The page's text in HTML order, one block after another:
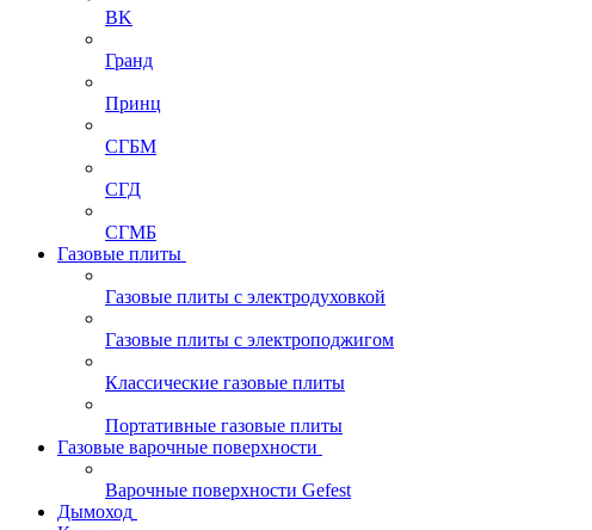
BK
Гранд
Принц
СГБМ
СГД
СГМБ
Газовые плиты
Газовые плиты с электродуховкой
Газовые плиты с электроподжигом
Классические газовые плиты
Портативные газовые плиты
Газовые варочные поверхности
Варочные поверхности Gefest
Дымоход